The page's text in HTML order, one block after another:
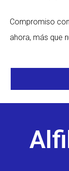
Compromiso
ahora, más que